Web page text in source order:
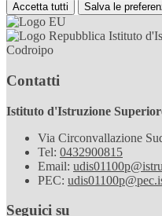
Accetta tutti Salva le
Istituto
Codroipo
Contatti
Istituto d'Istruzione
Via Circonvallazione
Tel: 0432900815
Email:
PEC:
Seguici su